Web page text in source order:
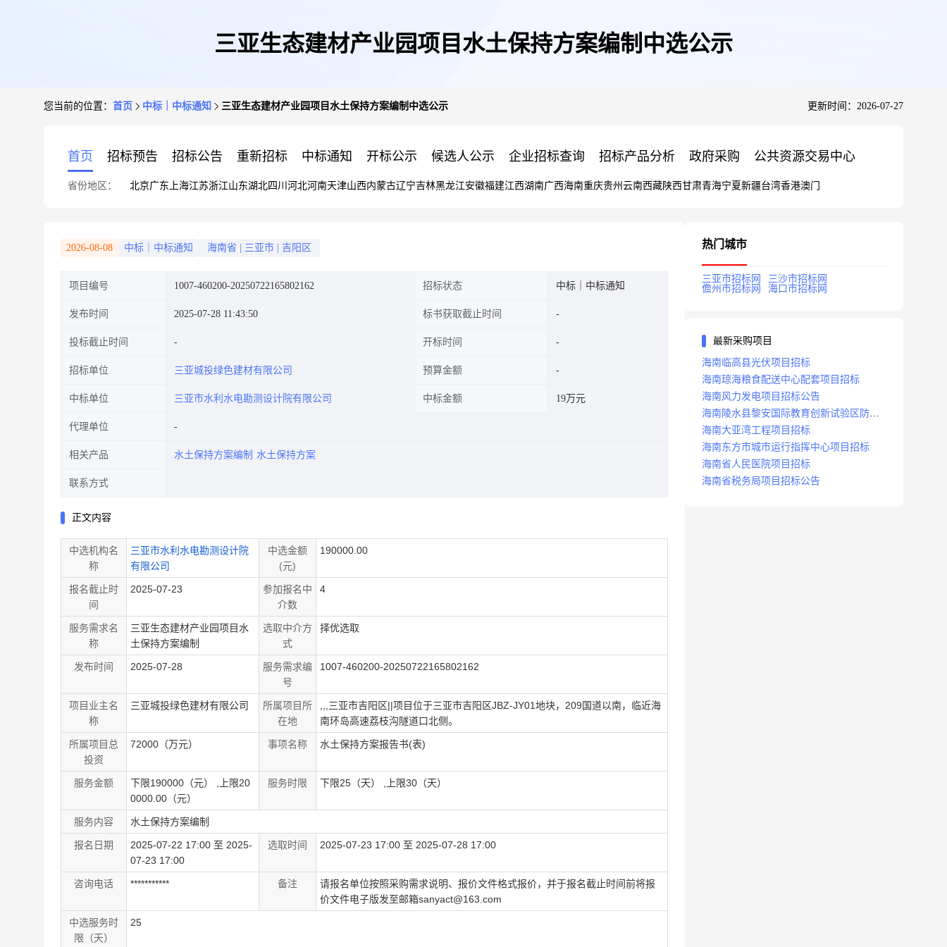
三亚生态建材产业园项目水土保持方案编制中选公示
您当前的位置： 首页 中标｜中标通知 三亚生态建材产业园项目水土保持方案编制中选公示 更新时间：2026-07-27
首页 招标预告 招标公告 重新招标 中标通知 开标公示 候选人公示 企业招标查询 招标产品分析 政府采购 公共资源交易中心
省份地区： 北京广东 上海江苏浙江山东湖北四川 河北河南天津山西内蒙古辽宁吉林黑龙江安徽福建江西湖南广西海南重庆贵州 云南西藏陕西甘肃青海宁夏新疆台湾香港澳门
2026-08-08 中标｜中标通知 海南省 三亚市 吉阳区
项目编号 1007-460200-20250722165802162 招标状态 中标｜中标通知
发布时间 2025-07-28 11:43:50 标书获取截止时间
投标截止时间 开标时间
招标单位 三亚城投绿色建材有限公司 预算金额
中标单位 三亚市水利水电勘测设计院有限公司 中标金额 19万元
代理单位
相关产品 水土保持方案编制 水土保持方案
联系方式
正文内容
中选机构名
称
三亚市水利水电勘测设计院
有限公司
中选金额
(元)
190000.00
报名截止时
间
2025-07-23
参加报名中
介数
4
服务需求名
称
三亚生态建材产业园项目水
土保持方案编制
选取中介方
式
择优选取
发布时间 2025-07-28
服务需求编
号
1007-460200-20250722165802162
项目业主名
称
三亚城投绿色建材有限公司
所属项目所
在地
,,,三亚市吉阳区||项目位于三亚市吉阳区JBZ-JY01地块，209国道以南，临近海
南环岛高速荔枝沟隧道口北侧。
所属项目总
投资
72000（万元） 事项名称 水土保持方案报告书(表)
服务金额
下限190000（元） ,上限20
0000.00（元）
服务时限 下限25（天） ,上限30（天）
服务内容 水土保持方案编制
报名日期
2025-07-22 17:00 至 2025-
07-23 17:00
选取时间 2025-07-23 17:00 至 2025-07-28 17:00
咨询电话 *********** 备注
请报名单位按照采购需求说明、报价文件格式报价，并于报名截止时间前将报
价文件电子版发至邮箱sanyact@163.com
中选服务时
限（天）
25
热门城市
三亚市招标网
三沙市招标网
儋州市招标网
海口市招标网
最新采购项目
海南临高县光伏项目招标
海南琼海粮食配送中心配套项目招标
海南风力发电项目招标公告
海南陵水县黎安国际教育创新试验区防洪
沟项目招标
海南大亚湾工程项目招标
海南东方市城市运行指挥中心项目招标
海南省人民医院项目招标
海南省税务局项目招标公告